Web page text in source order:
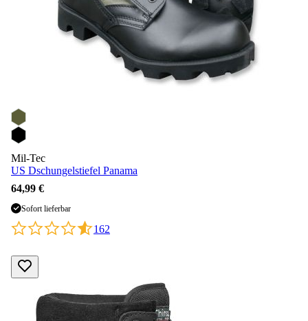
Mil-Tec
US Dschungelstiefel Panama
64,99 €
Sofort lieferbar
162